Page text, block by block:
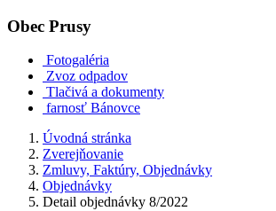
Obec Prusy
Fotogaléria
Zvoz odpadov
Tlačivá a dokumenty
farnosť Bánovce
Úvodná stránka
Zverejňovanie
Zmluvy, Faktúry, Objednávky
Objednávky
Detail objednávky 8/2022